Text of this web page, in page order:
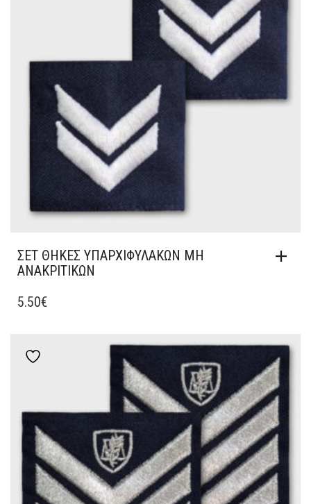
ΣΕΤ ΘΗΚΕΣ ΥΠΑΡΧΙΦΥΛΑΚΩΝ ΜΗ
ΑΝΑΚΡΙΤΙΚΩΝ
5.50€
Add to wishlist